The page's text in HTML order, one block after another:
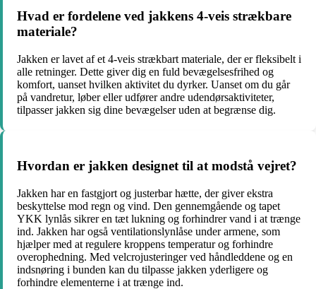
Hvad er fordelene ved jakkens 4-veis strækbare
materiale?
Jakken er lavet af et 4-veis strækbart materiale, der er fleksibelt i
alle retninger. Dette giver dig en fuld bevægelsesfrihed og
komfort, uanset hvilken aktivitet du dyrker. Uanset om du går
på vandretur, løber eller udfører andre udendørsaktiviteter,
tilpasser jakken sig dine bevægelser uden at begrænse dig.
Hvordan er jakken designet til at modstå vejret?
Jakken har en fastgjort og justerbar hætte, der giver ekstra
beskyttelse mod regn og vind. Den gennemgående og tapet
YKK lynlås sikrer en tæt lukning og forhindrer vand i at trænge
ind. Jakken har også ventilationslynlåse under armene, som
hjælper med at regulere kroppens temperatur og forhindre
overophedning. Med velcrojusteringer ved håndleddene og en
indsnøring i bunden kan du tilpasse jakken yderligere og
forhindre elementerne i at trænge ind.